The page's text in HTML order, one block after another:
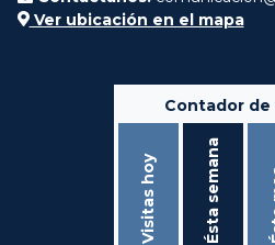
Ver ubicación en el mapa
Contador de
Visitas hoy Ésta semana